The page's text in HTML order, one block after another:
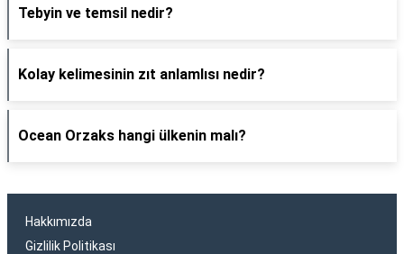
Tebyin ve temsil nedir?
Kolay kelimesinin zıt anlamlısı nedir?
Ocean Orzaks hangi ülkenin malı?
Hakkımızda
Gizlilik Politikası